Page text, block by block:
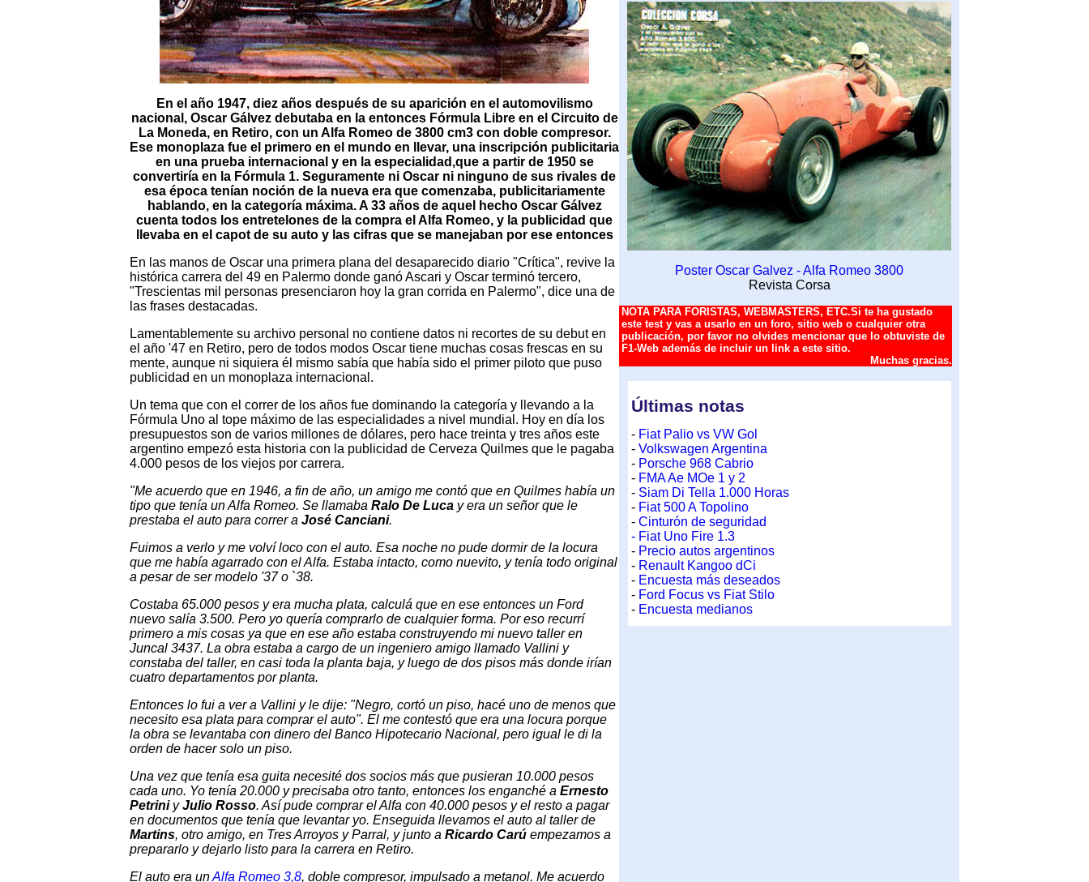
En el año 1947, diez años después de su aparición en el automovilismo
nacional, Oscar Gálvez debutaba en la entonces Fórmula Libre en el Circuito de
La Moneda, en Retiro, con un Alfa Romeo de 3800 cm3 con doble compresor.
Ese monoplaza fue el primero en el mundo en llevar, una inscripción publicitaria
en una prueba internacional y en la especialidad,que a partir de 1950 se
convertiría en la Fórmula 1. Seguramente ni Oscar ni ninguno de sus rivales de
esa época tenían noción de la nueva era que comenzaba, publicitariamente
hablando, en la categoría máxima. A 33 años de aquel hecho Oscar Gálvez
cuenta todos los entretelones de la compra el Alfa Romeo, y la publicidad que
llevaba en el capot de su auto y las cifras que se manejaban por ese entonces
En las manos de Oscar una primera plana del desaparecido diario "Crítica", revive la
histórica carrera del 49 en Palermo donde ganó Ascari y Oscar terminó tercero,
"Trescientas mil personas presenciaron hoy la gran corrida en Palermo", dice una de
las frases destacadas.
Lamentablemente su archivo personal no contiene datos ni recortes de su debut en
el año '47 en Retiro, pero de todos modos Oscar tiene muchas cosas frescas en su
mente, aunque ni siquiera él mismo sabía que había sido el primer piloto que puso
publicidad en un monoplaza internacional.
Un tema que con el correr de los años fue dominando la categoría y llevando a la
Fórmula Uno al tope máximo de las especialidades a nivel mundial. Hoy en día los
presupuestos son de varios millones de dólares, pero hace treinta y tres años este
argentino empezó esta historia con la publicidad de Cerveza Quilmes que le pagaba
4.000 pesos de los viejos por carrera.
"Me acuerdo que en 1946, a fin de año, un amigo me contó que en Quilmes había un
tipo que tenía un Alfa Romeo. Se llamaba Ralo De Luca y era un señor que le
prestaba el auto para correr a José Canciani.
Fuimos a verlo y me volví loco con el auto. Esa noche no pude dormir de la locura
que me había agarrado con el Alfa. Estaba intacto, como nuevito, y tenía todo original
a pesar de ser modelo '37 o `38.
Costaba 65.000 pesos y era mucha plata, calculá que en ese entonces un Ford
nuevo salía 3.500. Pero yo quería comprarlo de cualquier forma. Por eso recurrí
primero a mis cosas ya que en ese año estaba construyendo mi nuevo taller en
Juncal 3437. La obra estaba a cargo de un ingeniero amigo llamado Vallini y
constaba del taller, en casi toda la planta baja, y luego de dos pisos más donde irían
cuatro departamentos por planta.
Entonces lo fui a ver a Vallini y le dije: "Negro, cortó un piso, hacé uno de menos que
necesito esa plata para comprar el auto". El me contestó que era una locura porque
la obra se levantaba con dinero del Banco Hipotecario Nacional, pero igual le di la
orden de hacer solo un piso.
Una vez que tenía esa guita necesité dos socios más que pusieran 10.000 pesos
cada uno. Yo tenía 20.000 y precisaba otro tanto, entonces los enganché a Ernesto
PetriniyJulio Rosso. Así pude comprar el Alfa con 40.000 pesos y el resto a pagar
en documentos que tenía que levantar yo. Enseguida llevamos el auto al taller de
Martins, otro amigo, en Tres Arroyos y Parral, y junto a Ricardo Carú empezamos a
prepararlo y dejarlo listo para la carrera en Retiro.
El auto era unAlfa Romeo 3,8, doble compresor, impulsado a metanol. Me acuerdo
Poster Oscar Galvez - Alfa Romeo 3800
Revista Corsa
NOTA PARA FORISTAS, WEBMASTERS, ETC.Si te ha gustado
este test y vas a usarlo en un foro, sitio web o cualquier otra
publicación, por favor no olvides mencionar que lo obtuviste de
F1-Web además de incluir un link a este sitio.
Muchas gracias.